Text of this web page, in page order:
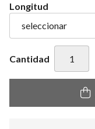
Longitud
Cantidad